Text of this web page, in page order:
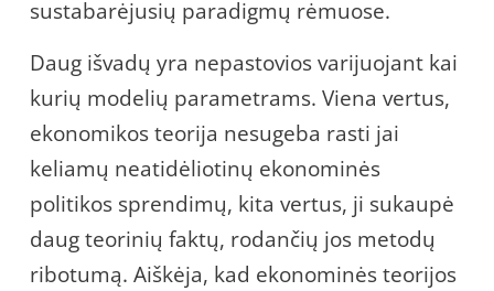
sustabarėjusių paradigmų rėmuose.
Daug išvadų yra nepastovios varijuojant kai
kurių modelių parametrams. Viena vertus,
ekonomikos teorija nesugeba rasti jai
keliamų neatidėliotinų ekonominės
politikos sprendimų, kita vertus, ji sukaupė
daug teorinių faktų, rodančių jos metodų
ribotumą. Aiškėja, kad ekonominės teorijos